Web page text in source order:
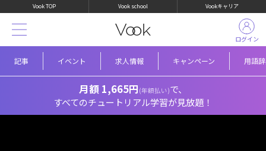
Vook TOP Vook school Vookキャリア
記事 イベント 求人情報 キャンペーン 用語
ログイン
月額 1,665円 (年額払い)で、
すべてのチュートリアル学習が見放題！